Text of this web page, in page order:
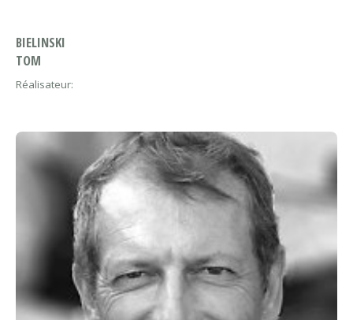
BIELINSKI
TOM
Réalisateur: